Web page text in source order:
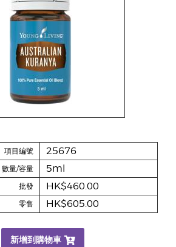
項目編號 25676
數量/容量 5ml
批發 HK$460.00
零售 HK$605.00
新增到購物車